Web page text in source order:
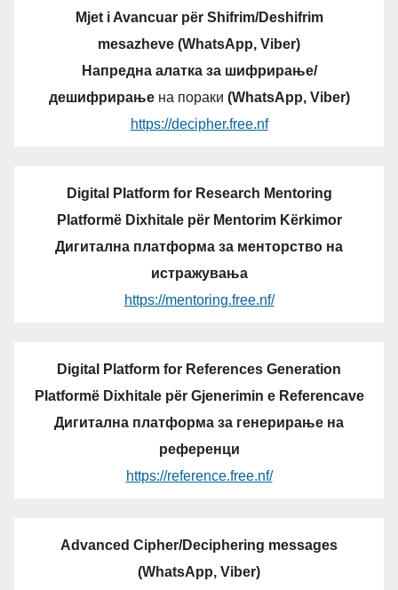
Mjet i Avancuar për Shifrim/Deshifrim
mesazheve (WhatsApp, Viber)
Напредна алатка за шифрирање/
дешифрирањена пораки (WhatsApp, Viber)
https://decipher.free.nf
Digital Platform for Research Mentoring
Platformë Dixhitale për Mentorim Kërkimor
Дигитална платформа за менторство на
истражувања
https://mentoring.free.nf/
Digital Platform for References Generation
Platformë Dixhitale për Gjenerimin e Referencave
Дигитална платформа за генерирање на
референци
https://reference.free.nf/
Advanced Cipher/Deciphering messages
(WhatsApp, Viber)